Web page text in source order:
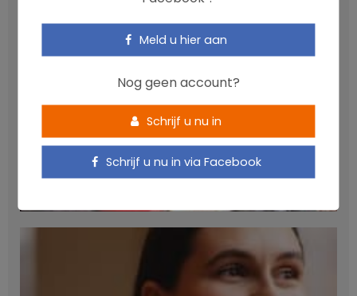
Anthocyanen: gunstig voor de cardiometabole
gezondheid
Meld u hier aan
Nog geen account?
Schrijf u nu in
Schrijf u nu in via Facebook